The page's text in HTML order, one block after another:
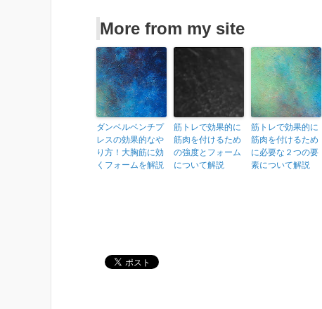
More from my site
ダンベルベンチプ
レスの効果的なや
り方！大胸筋に効
くフォームを解説
筋トレで効果的に
筋肉を付けるため
の強度とフォーム
について解説
筋トレで効果的に
筋肉を付けるため
に必要な２つの要
素について解説